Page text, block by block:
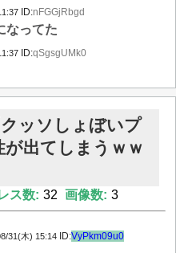
ID:nFGGjRbgd
なってた
ID:qSgsgUMk0
クッソしょぼいプ
出てしまうｗｗ
ス数: 32 画像数: 3
31(木) 15:14 ID:VyPkm09u0